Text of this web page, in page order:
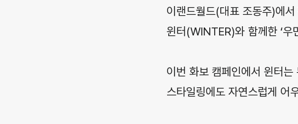
이랜드월드(대표 조동주)에
윈터(WINTER)와 함께한 ‘우
이번 화보 캠페인에서 윈터는
스타일링에도 자연스럽게 어